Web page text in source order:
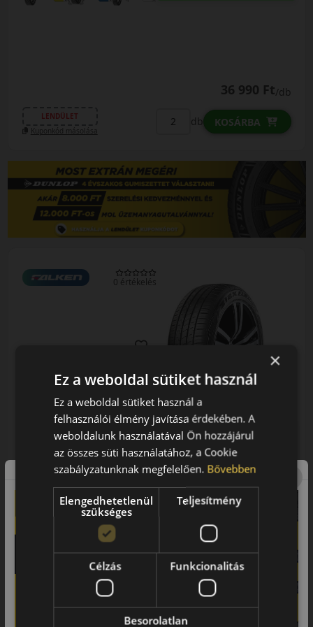
36 990 Ft/db
LENDÜLET
Kuponkód másolása
db KOSÁRBA
0 értékelés
NYÁRI GUMI
ZE310EC XL MFS
195/50R16 (88) V
EPREL cimke adatok:
AKÁR 6.000 FT
SZERELÉSI
KEDVEZMÉNY!
Használja a LENDÜLET
kuponkódot!
0%
100% online
×
Ez a weboldal sütiket használ
Ez a weboldal sütiket használ a
felhasználói élmény javítása érdekében. A
weboldalunk használatával Ön hozzájárul
az összes süti használatához, a Cookie
szabályzatunknak megfelelően. Bővebben
Elengedhetetlenül
szükséges
Teljesítmény
Célzás Funkcionalitás
Besorolatlan